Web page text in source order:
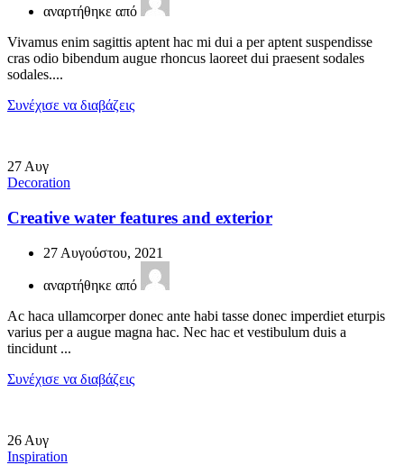
αναρτήθηκε από
Vivamus enim sagittis aptent hac mi dui a per aptent suspendisse
cras odio bibendum augue rhoncus laoreet dui praesent sodales
sodales....
Συνέχισε να διαβάζεις
27 Αυγ
Decoration
Creative water features and exterior
27 Αυγούστου, 2021
αναρτήθηκε από
Ac haca ullamcorper donec ante habi tasse donec imperdiet eturpis
varius per a augue magna hac. Nec hac et vestibulum duis a
tincidunt ...
Συνέχισε να διαβάζεις
26 Αυγ
Inspiration